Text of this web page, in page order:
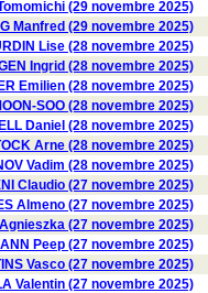
(29 novembre 2025)
Manfred (29 novembre 2025)
Lise (28 novembre 2025)
Ingrid (28 novembre 2025)
Emilien (28 novembre 2025)
SOO (28 novembre 2025)
Daniel (28 novembre 2025)
Arne (28 novembre 2025)
Vadim (28 novembre 2025)
Claudio (27 novembre 2025)
Almeno (27 novembre 2025)
(27 novembre 2025)
Peep (27 novembre 2025)
Vasco (27 novembre 2025)
Valentin (27 novembre 2025)